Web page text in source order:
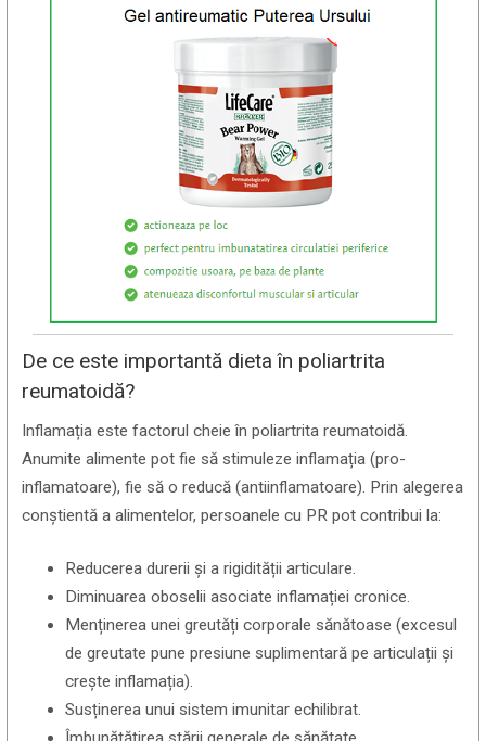
De ce este importantă dieta în poliartrita
reumatoidă?
Inflamația este factorul cheie în poliartrita reumatoidă.
Anumite alimente pot fie să stimuleze inflamația (pro-
inflamatoare), fie să o reducă (antiinflamatoare). Prin alegerea
conștientă a alimentelor, persoanele cu PR pot contribui la:
Reducerea durerii și a rigidității articulare.
Diminuarea oboselii asociate inflamației cronice.
Menținerea unei greutăți corporale sănătoase (excesul
de greutate pune presiune suplimentară pe articulații și
crește inflamația).
Susținerea unui sistem imunitar echilibrat.